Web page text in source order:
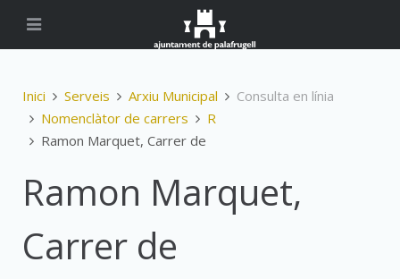
Inici Serveis Arxiu Municipal
Consulta en línia
Nomenclàtor de carrers
R
Ramon Marquet, Carrer de
Ramon Marquet,
Carrer de